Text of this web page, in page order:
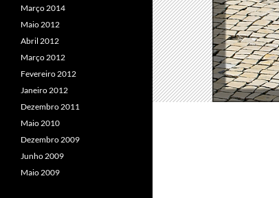
Março 2014
Maio 2012
Abril 2012
Março 2012
Fevereiro 2012
Janeiro 2012
Dezembro 2011
Maio 2010
Dezembro 2009
Junho 2009
Maio 2009